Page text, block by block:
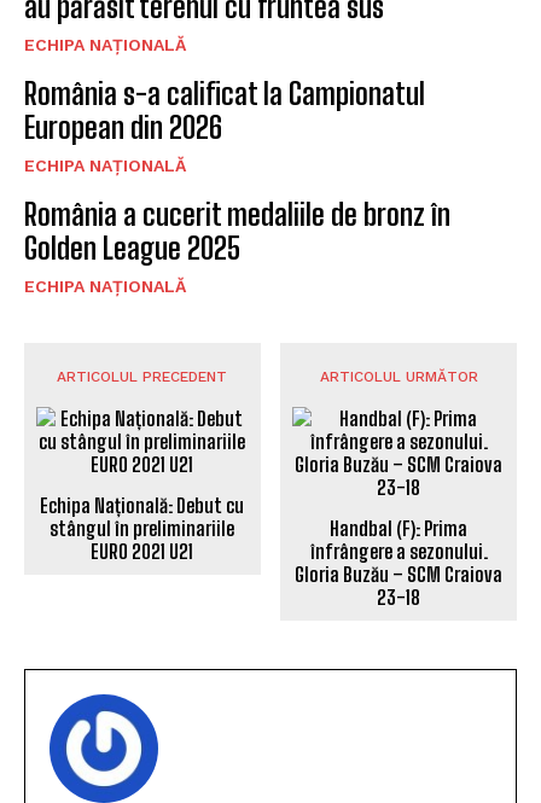
ECHIPA NAȚIONALĂ
România s-a calificat la Campionatul
European din 2026
ECHIPA NAȚIONALĂ
România a cucerit medaliile de bronz în
Golden League 2025
ECHIPA NAȚIONALĂ
ARTICOLUL PRECEDENT
Echipa Națională: Debut cu
stângul în preliminariile
EURO 2021 U21
ARTICOLUL URMĂTOR
Handbal (F): Prima
înfrângere a sezonului.
Gloria Buzău – SCM Craiova
23-18